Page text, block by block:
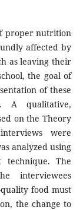
proper nutrition
affected by
as leaving their
the goal of
of these
A qualitative,
on the Theory
were
analyzed using
technique. The
interviewees
food must
the change to